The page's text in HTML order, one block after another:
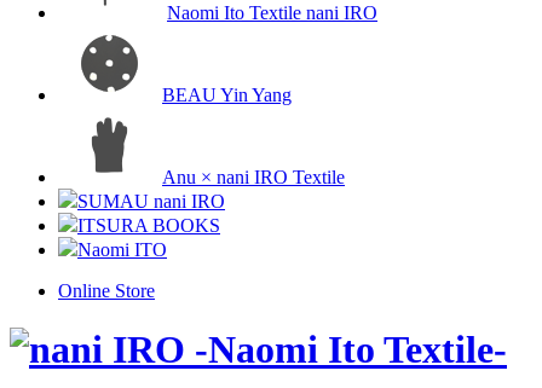
Naomi Ito Textile nani IRO
BEAU Yin Yang
Anu × nani IRO Textile
SUMAU nani IRO
ITSURA BOOKS
Naomi ITO
Online Store